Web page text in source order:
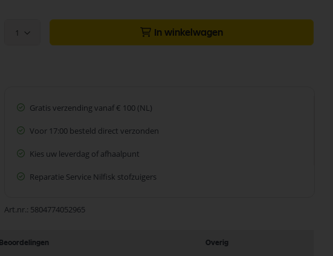
1 In winkelwagen
Gratis verzending vanaf € 100 (NL)
Voor 17:00 besteld direct verzonden
Kies uw leverdag of afhaalpunt
Reparatie Service Nilfisk stofzuigers
Art.nr. 5804774052965
Beoordelingen Overig